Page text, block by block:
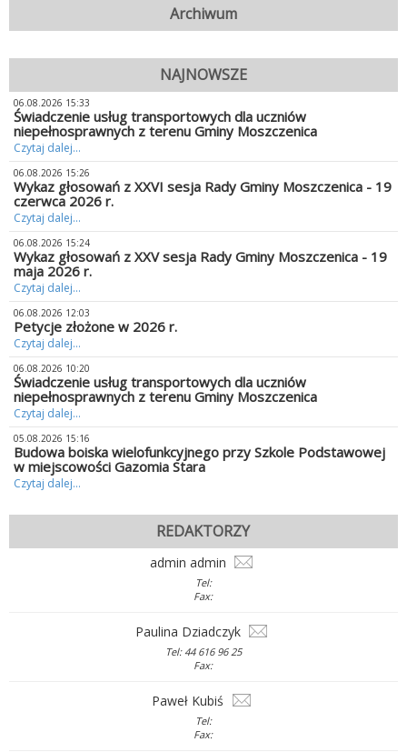
Archiwum
NAJNOWSZE
06.08.2026 15:33
Świadczenie usług transportowych dla uczniów
niepełnosprawnych z terenu Gminy Moszczenica
Czytaj dalej...
06.08.2026 15:26
Wykaz głosowań z XXVI sesja Rady Gminy Moszczenica - 19
czerwca 2026 r.
Czytaj dalej...
06.08.2026 15:24
Wykaz głosowań z XXV sesja Rady Gminy Moszczenica - 19
maja 2026 r.
Czytaj dalej...
06.08.2026 12:03
Petycje złożone w 2026 r.
Czytaj dalej...
06.08.2026 10:20
Świadczenie usług transportowych dla uczniów
niepełnosprawnych z terenu Gminy Moszczenica
Czytaj dalej...
05.08.2026 15:16
Budowa boiska wielofunkcyjnego przy Szkole Podstawowej
w miejscowości Gazomia Stara
Czytaj dalej...
REDAKTORZY
admin admin
Tel:
Fax:
Paulina Dziadczyk
Tel: 44 616 96 25
Fax:
Paweł Kubiś
Tel:
Fax: